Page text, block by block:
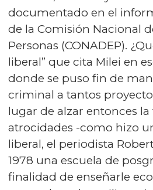
documentado en el
de la Comisión Nacional
Personas (CONADEP).
liberal” que cita Milei en
donde se puso fin de
criminal a tantos
lugar de alzar entonces la
atrocidades -como hizo
liberal, el periodista
1978 una escuela de
finalidad de enseñarle